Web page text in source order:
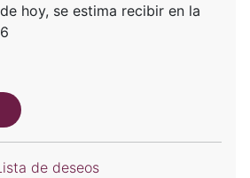
hoy, se estima recibir en la
de deseos